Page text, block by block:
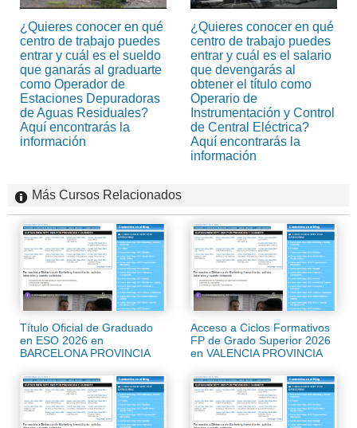
¿Quieres conocer en qué
centro de trabajo puedes
entrar y cuál es el sueldo
que ganarás al graduarte
como Operador de
Estaciones Depuradoras
de Aguas Residuales?
Aquí encontrarás la
información
¿Quieres conocer en qué
centro de trabajo puedes
entrar y cuál es el salario
que devengarás al
obtener el título como
Operario de
Instrumentación y Control
de Central Eléctrica?
Aquí encontrarás la
información
Más Cursos Relacionados
Título Oficial de Graduado
en ESO 2026 en
BARCELONA PROVINCIA
Acceso a Ciclos Formativos
FP de Grado Superior 2026
en VALENCIA PROVINCIA